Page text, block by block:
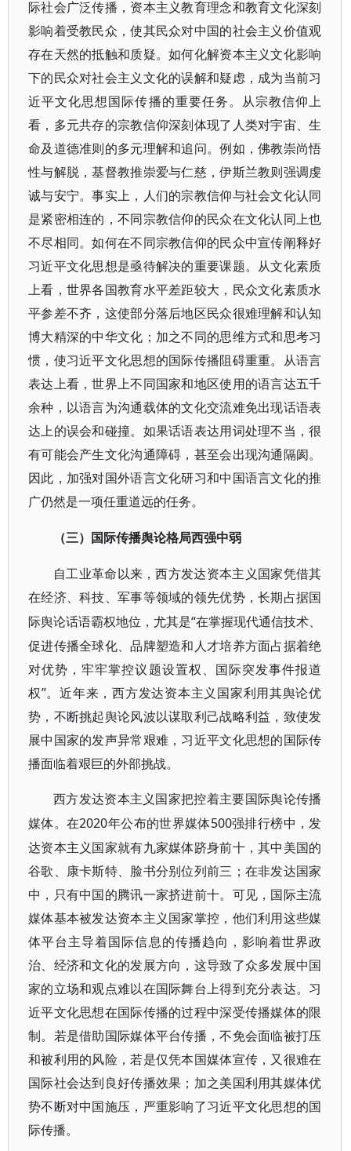
际社会广泛传播，资本主义教育理念和教育文化深刻
影响着受教民众，使其民众对中国的社会主义价值观
存在天然的抵触和质疑。如何化解资本主义文化影响
下的民众对社会主义文化的误解和疑虑，成为当前习
近平文化思想国际传播的重要任务。从宗教信仰上
看，多元共存的宗教信仰深刻体现了人类对宇宙、生
命及道德准则的多元理解和追问。例如，佛教崇尚悟
性与解脱，基督教推崇爱与仁慈，伊斯兰教则强调虔
诚与安宁。事实上，人们的宗教信仰与社会文化认同
是紧密相连的，不同宗教信仰的民众在文化认同上也
不尽相同。如何在不同宗教信仰的民众中宣传阐释好
习近平文化思想是亟待解决的重要课题。从文化素质
上看，世界各国教育水平差距较大，民众文化素质水
平参差不齐，这使部分落后地区民众很难理解和认知
博大精深的中华文化；加之不同的思维方式和思考习
惯，使习近平文化思想的国际传播阻碍重重。从语言
表达上看，世界上不同国家和地区使用的语言达五千
余种，以语言为沟通载体的文化交流难免出现话语表
达上的误会和碰撞。如果话语表达用词处理不当，很
有可能会产生文化沟通障碍，甚至会出现沟通隔阂。
因此，加强对国外语言文化研习和中国语言文化的推
广仍然是一项任重道远的任务。
（三）国际传播舆论格局西强中弱
自工业革命以来，西方发达资本主义国家凭借其
在经济、科技、军事等领域的领先优势，长期占据国
际舆论话语霸权地位，尤其是“在掌握现代通信技术、
促进传播全球化、品牌塑造和人才培养方面占据着绝
对优势，牢牢掌控议题设置权、国际突发事件报道
权”。近年来，西方发达资本主义国家利用其舆论优
势，不断挑起舆论风波以谋取利己战略利益，致使发
展中国家的发声异常艰难，习近平文化思想的国际传
播面临着艰巨的外部挑战。
西方发达资本主义国家把控着主要国际舆论传播
媒体。在2020年公布的世界媒体500强排行榜中，发
达资本主义国家就有九家媒体跻身前十，其中美国的
谷歌、康卡斯特、脸书分别位列前三；在非发达国家
中，只有中国的腾讯一家挤进前十。可见，国际主流
媒体基本被发达资本主义国家掌控，他们利用这些媒
体平台主导着国际信息的传播趋向，影响着世界政
治、经济和文化的发展方向，这导致了众多发展中国
家的立场和观点难以在国际舞台上得到充分表达。习
近平文化思想在国际传播的过程中深受传播媒体的限
制。若是借助国际媒体平台传播，不免会面临被打压
和被利用的风险，若是仅凭本国媒体宣传，又很难在
国际社会达到良好传播效果；加之美国利用其媒体优
势不断对中国施压，严重影响了习近平文化思想的国
际传播。